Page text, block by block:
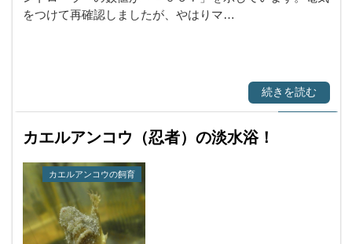
をつけて再確認しましたが、やはりマ…
続きを読む
カエルアンコウ（忍者）の淡水浴！
カエルアンコウの飼育